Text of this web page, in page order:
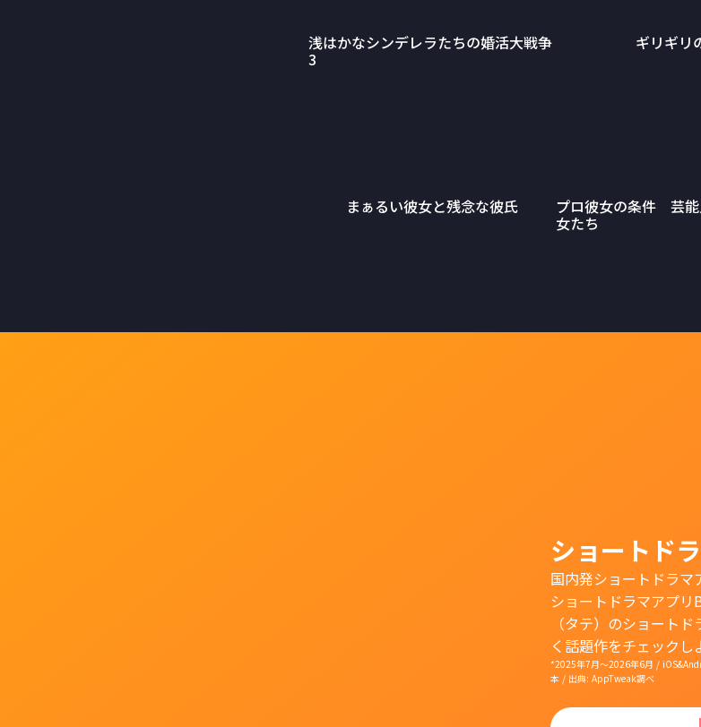
浅はかなシンデレラたちの婚活大戦争
3
ギリギリ
まぁるい彼女と残念な彼氏 プロ彼女の条件 芸
女たち
ショートド
国内発ショートドラ
ショートドラマアプ
（タテ）のショート
く話題作をチェックし
*2025年7月〜2026年6月 /
本 / 出典: AppTweak調べ